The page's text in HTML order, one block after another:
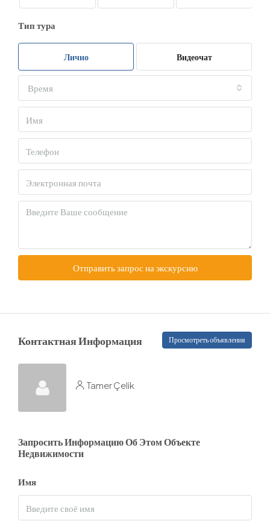
Тип тура
Лично Видеочат
Время
Отправить запрос на экскурсию
Контактная Информация Просмотреть объявления
Tamer Çelik
Запросить Информацию Об Этом Объекте
Недвижимости
Имя